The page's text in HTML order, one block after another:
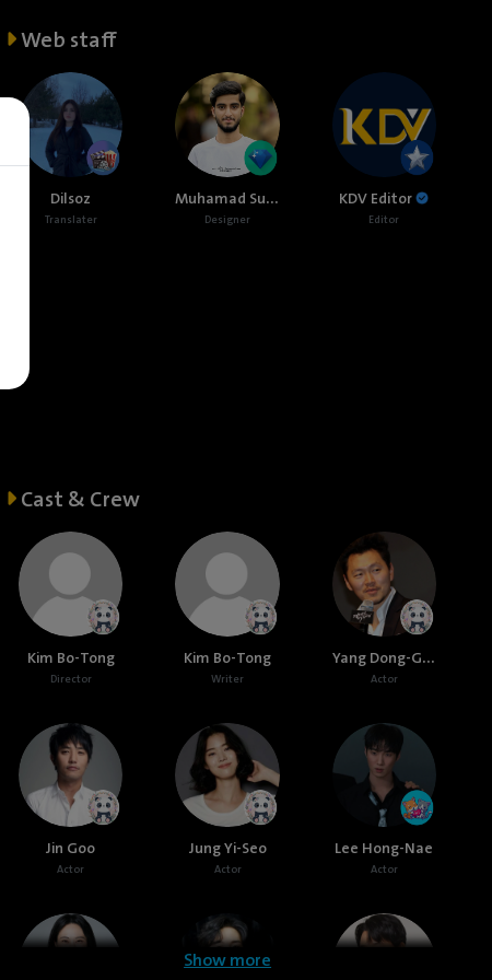
Web staff
Dilsoz
Translater
Muhamad Sulaiman
Designer
KDV Editor
Editor
Cast & Crew
Kim Bo-Tong
Director
Kim Bo-Tong
Writer
Yang Dong-Geun
Actor
Jin Goo
Actor
Jung Yi-Seo
Actor
Lee Hong-Nae
Actor
Show more